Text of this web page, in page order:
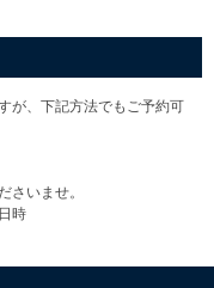
が、下記方法でもご予約可
さいませ。
時